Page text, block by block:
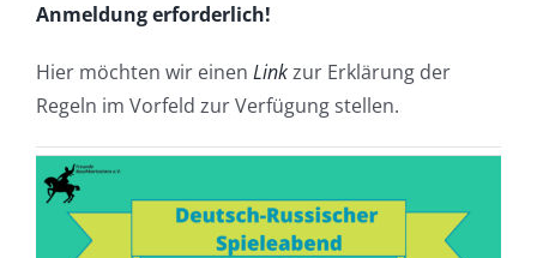
Anmeldung erforderlich!
Hier möchten wir einen Linkzur Erklärung der
Regeln im Vorfeld zur Verfügung stellen.